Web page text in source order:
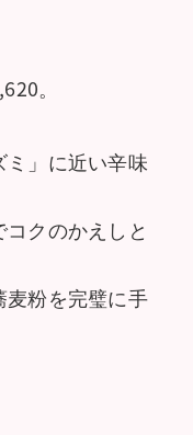
。
」に近い辛味
クのかえしと
粉を完璧に手